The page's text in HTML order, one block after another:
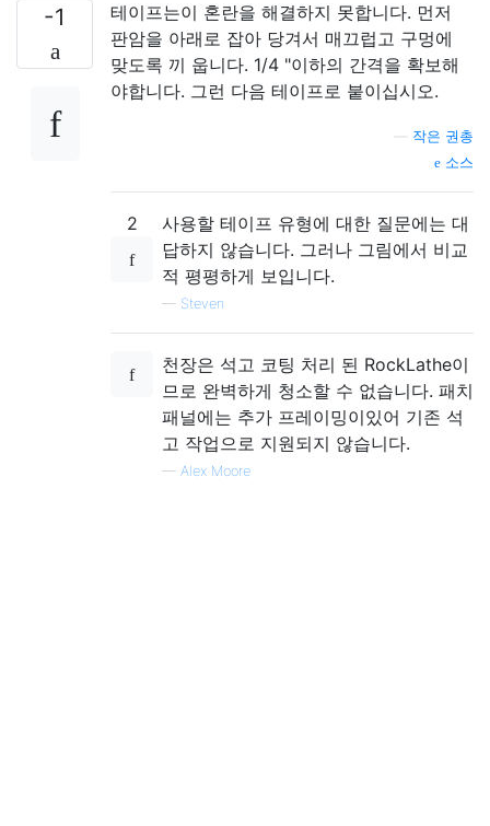
-1
테이프는이 혼란을 해결하지 못합니다. 먼저
판암을 아래로 잡아 당겨서 매끄럽고 구멍에
맞도록 끼 웁니다. 1/4 "이하의 간격을 확보해
야합니다. 그런 다음 테이프로 붙이십시오.
작은 권총
소스
2
사용할 테이프 유형에 대한 질문에는 대
답하지 않습니다. 그러나 그림에서 비교
적 평평하게 보입니다.
— Steven
천장은 석고 코팅 처리 된 RockLathe이
므로 완벽하게 청소할 수 없습니다. 패치
패널에는 추가 프레이밍이있어 기존 석
고 작업으로 지원되지 않습니다.
— Alex Moore